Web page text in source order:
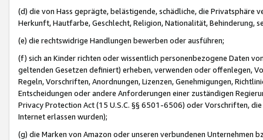
(d) die von Hass geprägte, belästigende, schädliche, die Privatsphäre
Herkunft, Hautfarbe, Geschlecht, Religion, Nationalität, Behinderung,
(e) die rechtswidrige Handlungen bewerben oder ausführen;
(f) sich an Kinder richten oder wissentlich personenbezogene Daten
geltenden Gesetzen definiert) erheben, verwenden oder offenlegen,
Regeln, Vorschriften, Anordnungen, Lizenzen, Genehmigungen,
Entscheidungen oder andere Anforderungen einer zuständigen
Privacy Protection Act (15 U.S.C. §§ 6501-6506) oder Vorschriften,
Internet erlassen wurden);
(g) die Marken von Amazon oder unseren verbundenen Unternehmen